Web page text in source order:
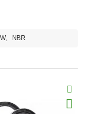
TW, NBR